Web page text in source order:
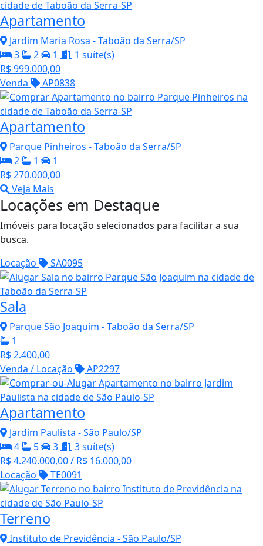
Apartamento
Jardim Maria Rosa - Taboão da Serra/SP
3
2 1
1 suíte(s)
R$ 999.000,00
Venda
AP0838
Apartamento
Parque Pinheiros - Taboão da Serra/SP
2
1
1
R$ 270.000,00
Veja Mais
Locações em Destaque
Imóveis para locação selecionados para facilitar a sua
busca.
Locação
SA0095
Sala
Parque São Joaquim - Taboão da Serra/SP
1
R$ 2.400,00
Venda / Locação
AP2297
Apartamento
Jardim Paulista - São Paulo/SP
4
5 3
3 suíte(s)
R$ 4.240.000,00 / R$ 16.000,00
Locação
TE0091
Terreno
Instituto de Previdência - São Paulo/SP